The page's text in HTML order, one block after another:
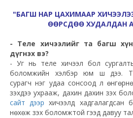
"БАГШ НАР ЦАХИМААР
ӨӨРСДӨӨ ХУДАЛДАН
- Теле хичээлийг та багш
дүгнэх вэ?
- Уг нь теле хичээл бол
боломжийн хэлбэр юм шүү дээ.
сурагч нэг удаа сонсоод л
үзэхдээ ухрааж, дахин дахин үзэх
сайт дээр хичээлүүд хадгалагдсан
нөхөж үзэх боломжтой гээд давуу